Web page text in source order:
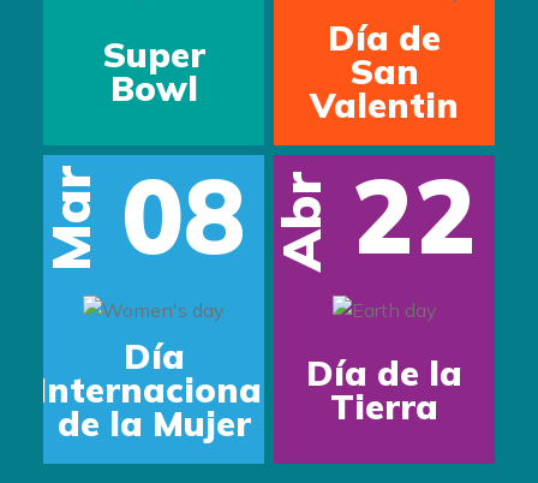
Super
Bowl
Día de
San
Valentin
Mar 08
Día
Internacional
de la Mujer
Abr 22
Día de la
Tierra